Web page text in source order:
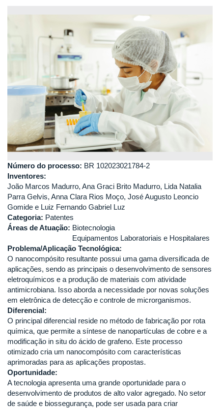
Número do processo: BR 102023021784-2
Inventores:
João Marcos Madurro, Ana Graci Brito Madurro, Lida Natalia
Parra Gelvis, Anna Clara Rios Moço, José Augusto Leoncio
Gomide e Luiz Fernando Gabriel Luz
Categoria: Patentes
Áreas de Atuação: Biotecnologia
Equipamentos Laboratoriais e Hospitalares
Problema/Aplicação Tecnológica:
O nanocompósito resultante possui uma gama diversificada de
aplicações, sendo as principais o desenvolvimento de sensores
eletroquímicos e a produção de materiais com atividade
antimicrobiana. Isso aborda a necessidade por novas soluções
em eletrônica de detecção e controle de microrganismos.
Diferencial:
O principal diferencial reside no método de fabricação por rota
química, que permite a síntese de nanopartículas de cobre e a
modificação in situ do ácido de grafeno. Este processo
otimizado cria um nanocompósito com características
aprimoradas para as aplicações propostas.
Oportunidade:
A tecnologia apresenta uma grande oportunidade para o
desenvolvimento de produtos de alto valor agregado. No setor
de saúde e biossegurança, pode ser usada para criar